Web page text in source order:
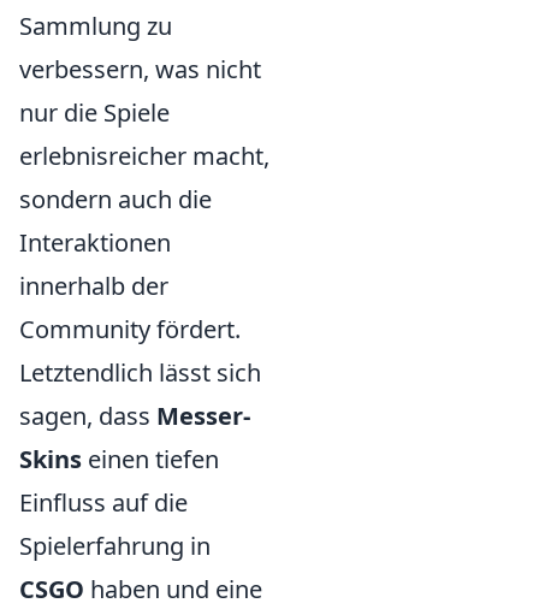
Sammlung zu
verbessern, was nicht
nur die Spiele
erlebnisreicher macht,
sondern auch die
Interaktionen
innerhalb der
Community fördert.
Letztendlich lässt sich
sagen, dass Messer-
Skins einen tiefen
Einfluss auf die
Spielerfahrung in
CSGO haben und eine